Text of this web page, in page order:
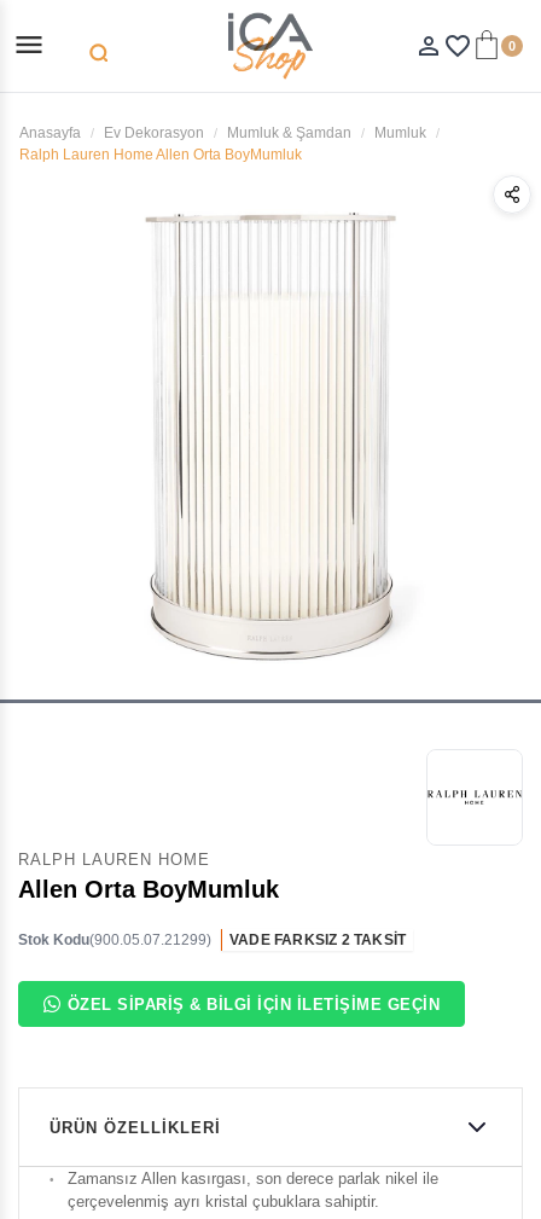
menu search person_outline favorite_border 0
Anasayfa Ev Dekorasyon Mumluk & Şamdan
Mumluk
Ralph Lauren Home Allen Orta BoyMumluk
RALPH LAUREN HOME
Allen Orta BoyMumluk
(900.05.07.21299)
Stok Kodu VADE FARKSIZ 2 TAKSİT
ÖZEL SIPARIŞ & BILGI İÇIN İLETIŞIME GEÇIN
ÜRÜN ÖZELLIKLERI
Zamansız Allen kasırgası, son derece parlak nikel ile
çerçevelenmiş ayrı kristal çubuklara sahiptir.